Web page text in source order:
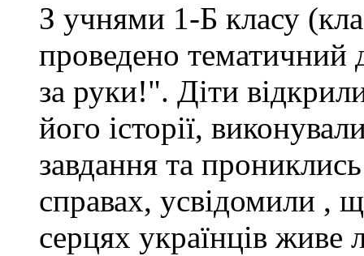
З учнями 1-Б класу
проведено тематичний
за руки!". Діти
його історії,
завдання та
справах, усвідомили ,
серцях українців